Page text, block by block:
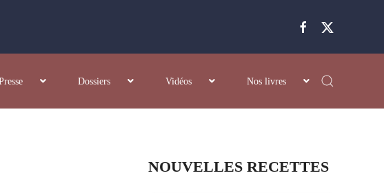
Dossiers Vidéos Nos livres
NOUVELLES RECETTES